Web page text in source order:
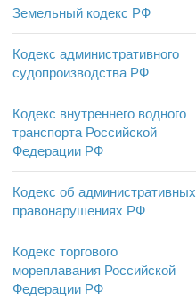
Земельный кодекс РФ
Кодекс административного
судопроизводства РФ
Кодекс внутреннего водного
транспорта Российской
Федерации РФ
Кодекс об административных
правонарушениях РФ
Кодекс торгового
мореплавания Российской
Федерации РФ